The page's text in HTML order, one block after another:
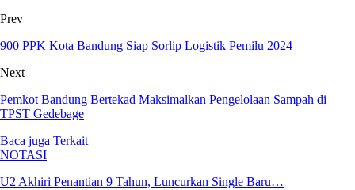
Prev
900 PPK Kota Bandung Siap Sorlip Logistik Pemilu 2024
Next
Pemkot Bandung Bertekad Maksimalkan Pengelolaan Sampah di
TPST Gedebage
Baca juga Terkait
NOTASI
U2 Akhiri Penantian 9 Tahun, Luncurkan Single Baru…